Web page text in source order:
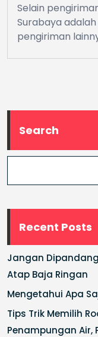
Selain
Surabaya
pengiriman
Search
Recent Posts
Jangan
Atap Baja Ringan
Mengetahui Apa
Tips Trik Memilih
Penampungan Air,